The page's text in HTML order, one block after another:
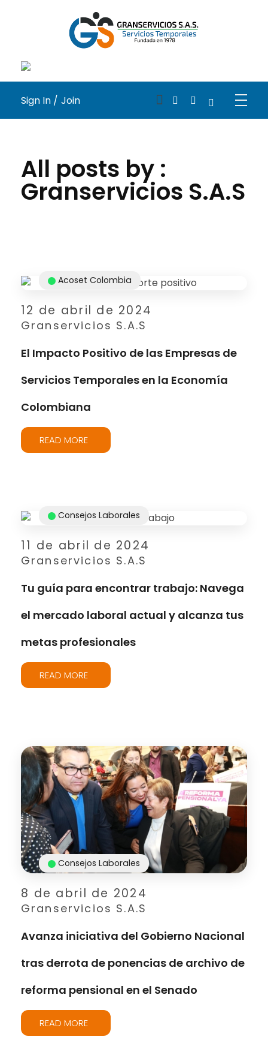
Sign In / Join
All posts by :
Granservicios S.A.S
12 de abril de 2024
Granservicios S.A.S
Acoset Colombia
El Impacto Positivo de las Empresas de
Servicios Temporales en la Economía
Colombiana
READ MORE
11 de abril de 2024
Granservicios S.A.S
Consejos Laborales
Tu guía para encontrar trabajo: Navega
el mercado laboral actual y alcanza tus
metas profesionales
READ MORE
8 de abril de 2024
Granservicios S.A.S
Consejos Laborales
Avanza iniciativa del Gobierno Nacional
tras derrota de ponencias de archivo de
reforma pensional en el Senado
READ MORE